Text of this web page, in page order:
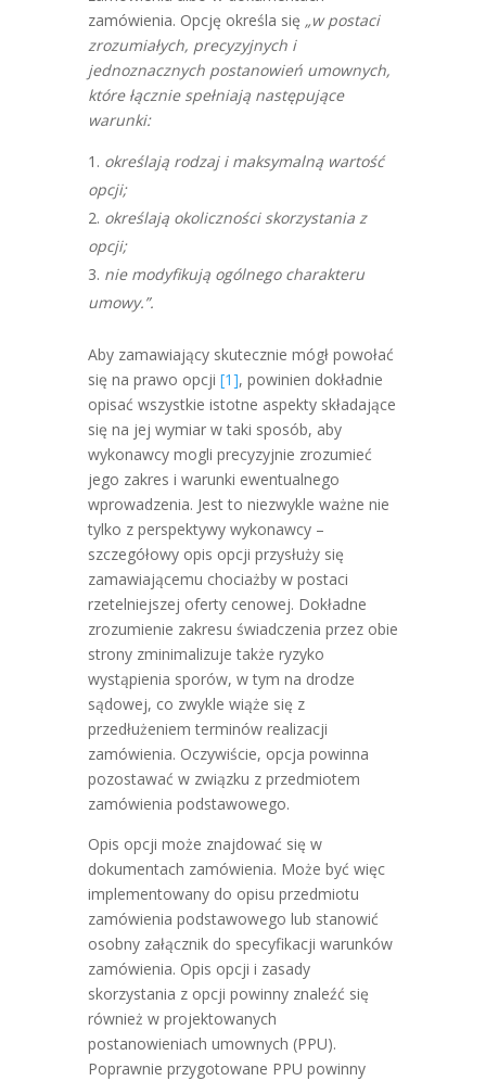
zamówienia. Opcję określa się „w postaci
zrozumiałych, precyzyjnych i
jednoznacznych postanowień umownych,
które łącznie spełniają następujące
warunki:
określają rodzaj i maksymalną wartość
opcji;
określają okoliczności skorzystania z
opcji;
nie modyfikują ogólnego charakteru
umowy.”.
Aby zamawiający skutecznie mógł powołać
się na prawo opcji [1], powinien dokładnie
opisać wszystkie istotne aspekty składające
się na jej wymiar w taki sposób, aby
wykonawcy mogli precyzyjnie zrozumieć
jego zakres i warunki ewentualnego
wprowadzenia. Jest to niezwykle ważne nie
tylko z perspektywy wykonawcy –
szczegółowy opis opcji przysłuży się
zamawiającemu chociażby w postaci
rzetelniejszej oferty cenowej. Dokładne
zrozumienie zakresu świadczenia przez obie
strony zminimalizuje także ryzyko
wystąpienia sporów, w tym na drodze
sądowej, co zwykle wiąże się z
przedłużeniem terminów realizacji
zamówienia. Oczywiście, opcja powinna
pozostawać w związku z przedmiotem
zamówienia podstawowego.
Opis opcji może znajdować się w
dokumentach zamówienia. Może być więc
implementowany do opisu przedmiotu
zamówienia podstawowego lub stanowić
osobny załącznik do specyfikacji warunków
zamówienia. Opis opcji i zasady
skorzystania z opcji powinny znaleźć się
również w projektowanych
postanowieniach umownych (PPU).
Poprawnie przygotowane PPU powinny